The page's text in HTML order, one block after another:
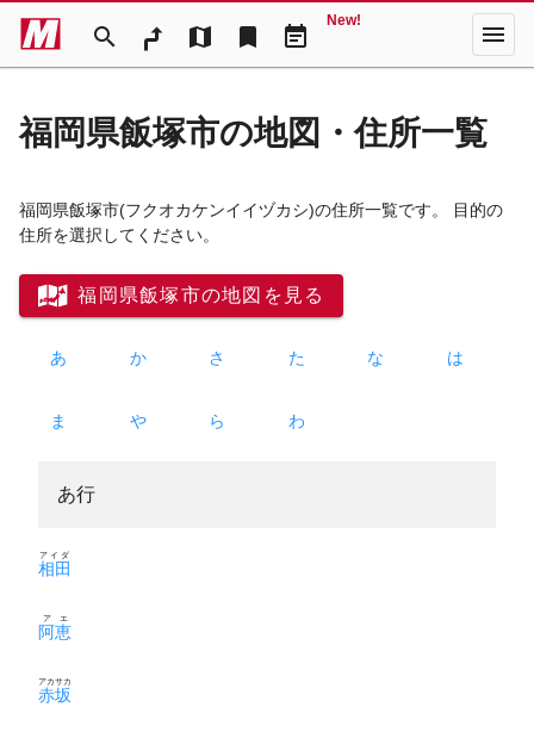
search map bookmark event_note
New! menu
福岡県飯塚市の地図・住所一覧
福岡県飯塚市(フクオカケンイイヅカシ)の住所一覧です。 目的の
住所を選択してください。
福岡県飯塚市の地図を見る
あ か さ た な は
ま や ら わ
あ行
相田
アイダ
阿恵
アエ
赤坂
アカサカ